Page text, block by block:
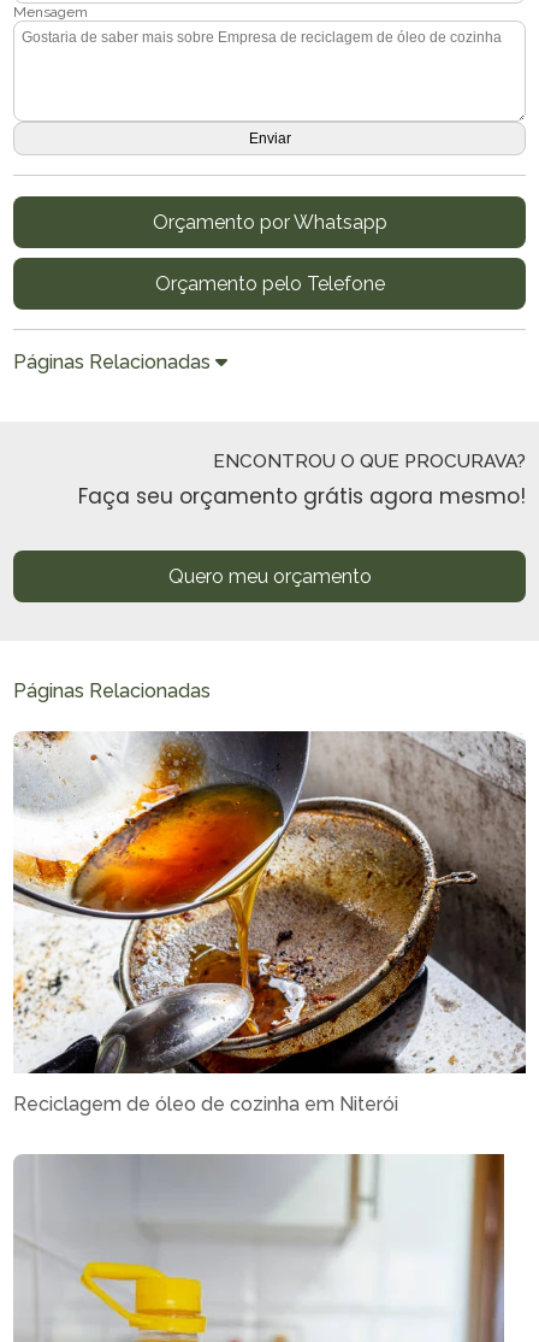
Mensagem
Orçamento por Whatsapp
Orçamento pelo Telefone
Páginas Relacionadas
ENCONTROU O QUE PROCURAVA?
Faça seu orçamento grátis agora mesmo!
Quero meu orçamento
Páginas Relacionadas
Reciclagem de óleo de cozinha em Niterói